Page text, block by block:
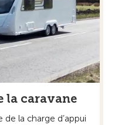
la caravane
la charge d’appui